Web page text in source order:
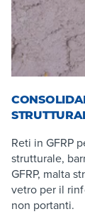
Reti in GFRP
strutturale,
GFRP, malta
vetro per il
non portanti.